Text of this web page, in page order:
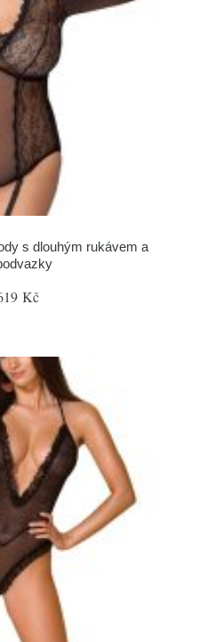
s dlouhým rukávem a
Kč